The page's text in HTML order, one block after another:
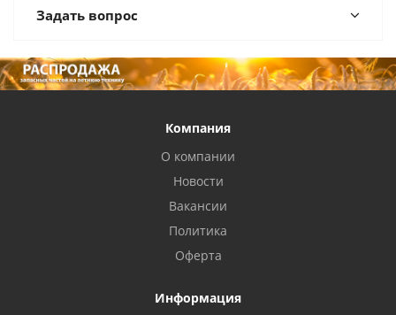
Задать вопрос
Компания
О компании
Новости
Вакансии
Политика
Оферта
Информация